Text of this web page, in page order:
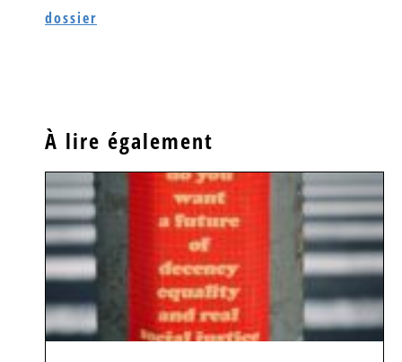
dossier
À lire également